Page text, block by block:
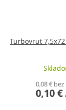
Turbovrut 7,5x72
0,08 € bez
0,10 €